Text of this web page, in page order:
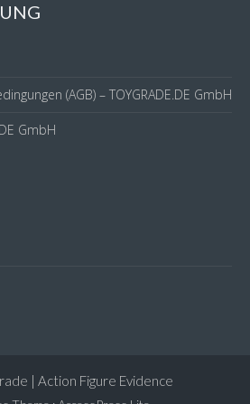
(AGB) – TOYGRADE.DE GmbH
GmbH
| Action Figure Evidence